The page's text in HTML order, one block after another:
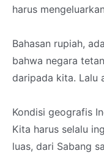
harus
Bahasan rupiah,
bahwa negara
daripada kita. Lalu
Kondisi geografis
Kita harus selalu
luas, dari Sabang